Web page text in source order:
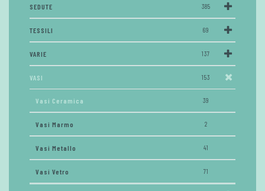
SEDUTE 385
TESSILI 69
VARIE 137
VASI 153
Vasi Ceramica 39
Vasi Marmo 2
Vasi Metallo 41
Vasi Vetro 71